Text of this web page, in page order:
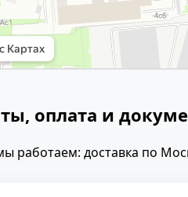
оплата и
работаем: доставка по